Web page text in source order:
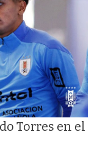
Torres en el